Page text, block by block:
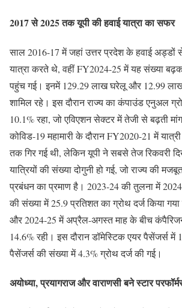
2017 से 2025 तक यूपी की हवाई यात्रा का सफर
साल 2016-17 में जहां उत्तर प्रदेश के हवाई अड्डों
यात्रा करते थे, वहीं FY2024-25 में यह संख्या
पहुंच गई। इनमें 129.29 लाख घरेलू और 12.99 लाख
शामिल रहे। इस दौरान राज्य का कंपाउंड एनुअल
10.1% रहा, जो एविएशन सेक्टर में तेजी से बढ़ती मांग
कोविड-19 महामारी के दौरान FY2020-21 में
तक गिर गई थी, लेकिन यूपी ने सबसे तेज रिकवरी
यात्रियों की संख्या दोगुनी हो गई, जो राज्य की
प्रबंधन का प्रमाण है। 2023-24 की तुलना में 2024-
की संख्या में 25.9 प्रतिशत का ग्रोथ दर्ज किया
और 2024-25 में अप्रैल-अगस्त माह के बीच
14.6% रही। इस दौरान डॉमेस्टिक एयर पैसेंजर्स
पैसेंजर्स की संख्या में 4.3% ग्रोथ दर्ज की गई।
अयोध्या, प्रयागराज और वाराणसी बने स्टार